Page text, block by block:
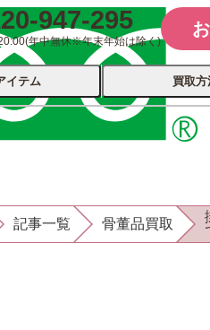
947-295
(年中無休※年末年始は除く)
イテム
ブランド
品
古銭 ⁄
記念硬貨
買取方
記事一覧 骨董品買取